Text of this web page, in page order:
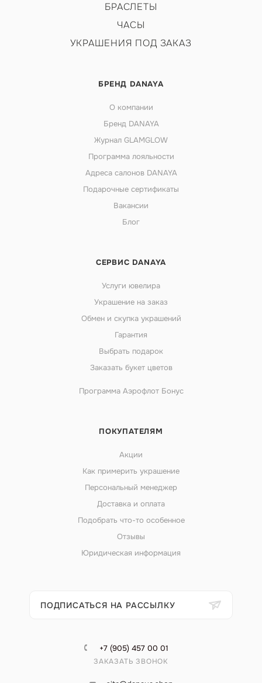
БРАСЛЕТЫ
ЧАСЫ
УКРАШЕНИЯ ПОД ЗАКАЗ
БРЕНД DANAYA
О компании
Бренд DANAYA
Журнал GLAMGLOW
Программа лояльности
Адреса салонов DANAYA
Подарочные сертификаты
Вакансии
Блог
СЕРВИС DANAYA
Услуги ювелира
Украшение на заказ
Обмен и скупка украшений
Гарантия
Выбрать подарок
Заказать букет цветов
Программа Аэрофлот Бонус
ПОКУПАТЕЛЯМ
Акции
Как примерить украшение
Персональный менеджер
Доставка и оплата
Подобрать что-то особенное
Отзывы
Юридическая информация
ПОДПИСАТЬСЯ НА РАССЫЛКУ
+7 (905) 457 00 01
ЗАКАЗАТЬ ЗВОНОК